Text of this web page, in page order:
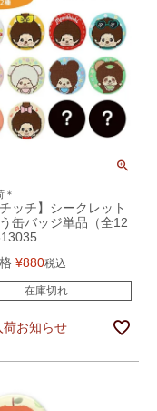
＊
チッチ】シークレット
缶バッジ単品（全12
¥880税込
在庫切れ
荷お知らせ